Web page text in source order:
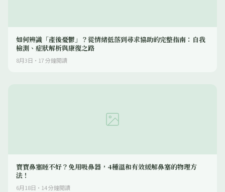
如何辨識「產後憂鬱」？從情緒低落到尋求協助的完整指南：自我
檢測、症狀解析與康復之路
8月3日 · 17分鐘閱讀
寶寶鼻塞睡不好？免用吸鼻器，4種溫和有效緩解鼻塞的物理方
法！
6月18日 · 14分鐘閱讀